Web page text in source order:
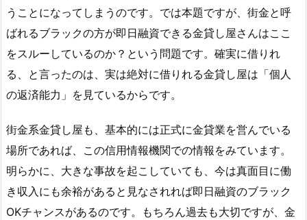
うことになってしまうのです。では本題ですが、街金と呼
ばれるブラックの方が即日融資できる金貸し屋さんはここ
をスルーしているのか？という問題です。確実に借りれ
る、と言ったのは、実は絶対に借りれる金貸し屋は「個人
の返済能力」を見ているからです。
街金系金貸し屋も、基本的には正式に金貸業を営んでいる
場所であれば、この信用情報機関での情報をみています。
明らかに、大きな事故を起こしていても、今は真面目に働
き収入にも余裕があると見なされれば即日融資のブラック
OKチャンスがあるのです。もちろん過去も大切ですが、金